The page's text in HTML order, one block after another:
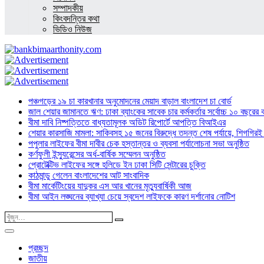
সম্পাদকীয়
কিংবদন্তির কথা
ভিডিও নিউজ
পঞ্চগড়ের ১৯ চা কারখানার অনুমোদনের মেয়াদ বাড়াল বাংলাদেশ চা বোর্ড
জাল শেয়ার জামানতে ঋণ: ঢাকা ব্যাংকের সাবেক চার কর্মকর্তার সর্বোচ্চ ১০ বছরের
বীমা দাবি নিষ্পত্তিতে বাধ্যতামূলক অডিট রিপোর্টে আপত্তি বিআইএর
শেয়ার কারসাজি মামলা: সাকিবসহ ১৫ জনের বিরুদ্ধে তদন্ত শেষ পর্যায়ে, শিগগিরই
পপুলার লাইফের বীমা দাবীর চেক হস্তান্তর ও ব্যবসা পর্যালোচনা সভা অনুষ্ঠিত
কর্ণফুলী ইন্স্যুরেন্সের অর্ধ-বার্ষিক সম্মেলন অনুষ্ঠিত
প্রোটেক্টিভ লাইফের সঙ্গে হলিডে ইন ঢাকা সিটি সেন্টারের চুক্তি
কাঠমান্ডু গেলেন বাংলাদেশের আট সাংবাদিক
বীমা মার্কেটিংয়ের যাদুকর এস আর খানের মৃত্যুবার্ষিকী আজ
বীমা আইন লঙ্ঘনের ব্যাখ্যা চেয়ে স্বদেশ লাইফকে কারণ দর্শানোর নোটিশ
প্রচ্ছদ
জাতীয়